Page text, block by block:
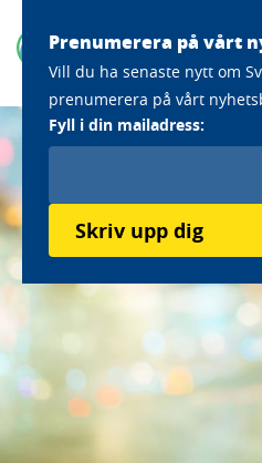
Prenumerera på vårt
Vill du ha senaste nytt om
prenumerera på vårt
Fyll i din mailadress:
Skriv upp dig